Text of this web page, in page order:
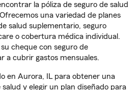
la póliza de seguro de salud
una variedad de planes
salud suplementario, seguro
o cobertura médica individual.
cheque con seguro de
a cubrir gastos mensuales.
en Aurora, IL para obtener una
y elegir un plan diseñado para